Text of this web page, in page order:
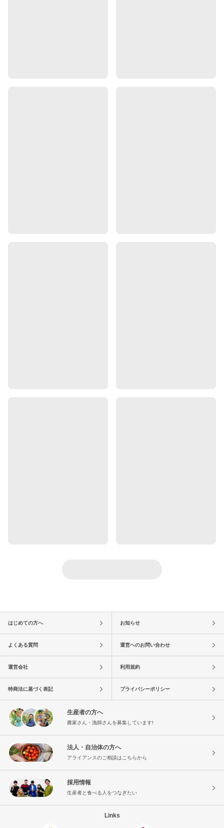
はじめての方へ お知らせ
よくある質問 運営へのお問い合わせ
運営会社 利用規約
特商法に基づく表記 プライバシーポリシー
生産者の方へ
農家さん・漁師さんを募集しています!
法人・自治体の方へ
アライアンスのご相談はこちらから
採用情報
生産者と食べる人をつなぎたい
Links